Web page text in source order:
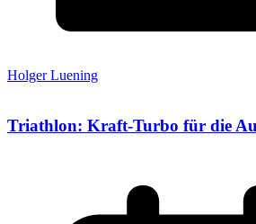
Holger Luening
Triathlon: Kraft-Turbo für die